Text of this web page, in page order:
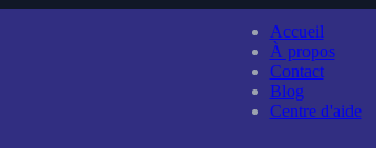
Accueil
À propos
Contact
Blog
Centre d'aide